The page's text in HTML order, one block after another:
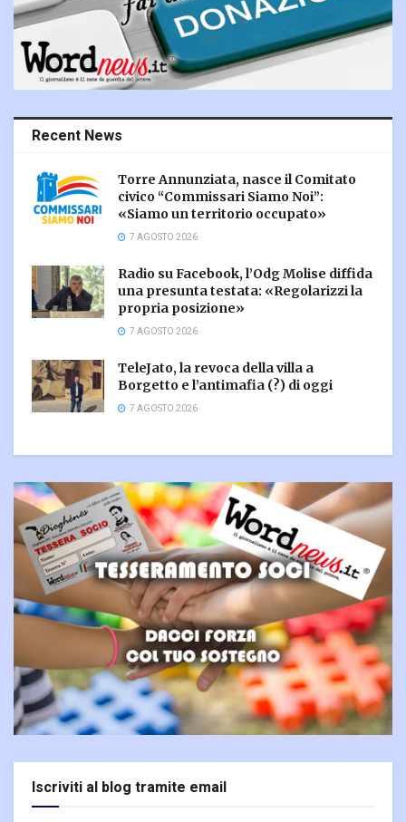
Recent News
Torre Annunziata, nasce il Comitato
civico “Commissari Siamo Noi”:
«Siamo un territorio occupato»
7 AGOSTO 2026
Radio su Facebook, l’Odg Molise diffida
una presunta testata: «Regolarizzi la
propria posizione»
7 AGOSTO 2026
TeleJato, la revoca della villa a
Borgetto e l’antimafia (?) di oggi
7 AGOSTO 2026
Iscriviti al blog tramite email